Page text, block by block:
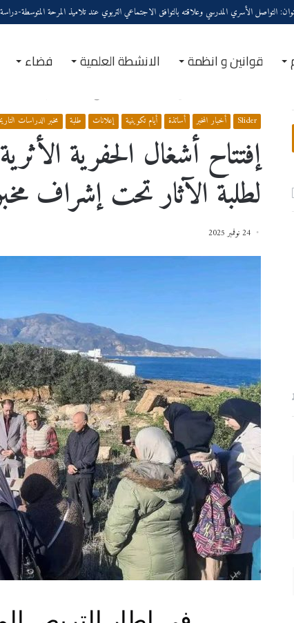
الأسري المدرسي وعلاقته بالتوافق الاجتماعي التربوي عند تلاميذ المرحة المتوسطة-
قوانين و انظمة الانشطة العلمية فضاء
Slider أخبار المخبر أساتذة أيام تكوينية إعلانات طلبة مخبر الدراسات
إفتتاح أشغال الحفرية
لطلبة الآثار تحت إشراف
24 نوفمبر 2025